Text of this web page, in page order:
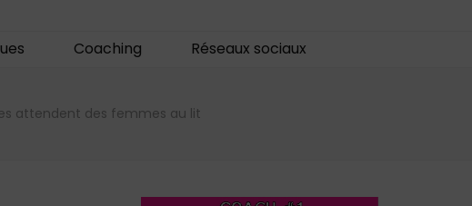
Coaching Réseaux sociaux
attendent des femmes au lit